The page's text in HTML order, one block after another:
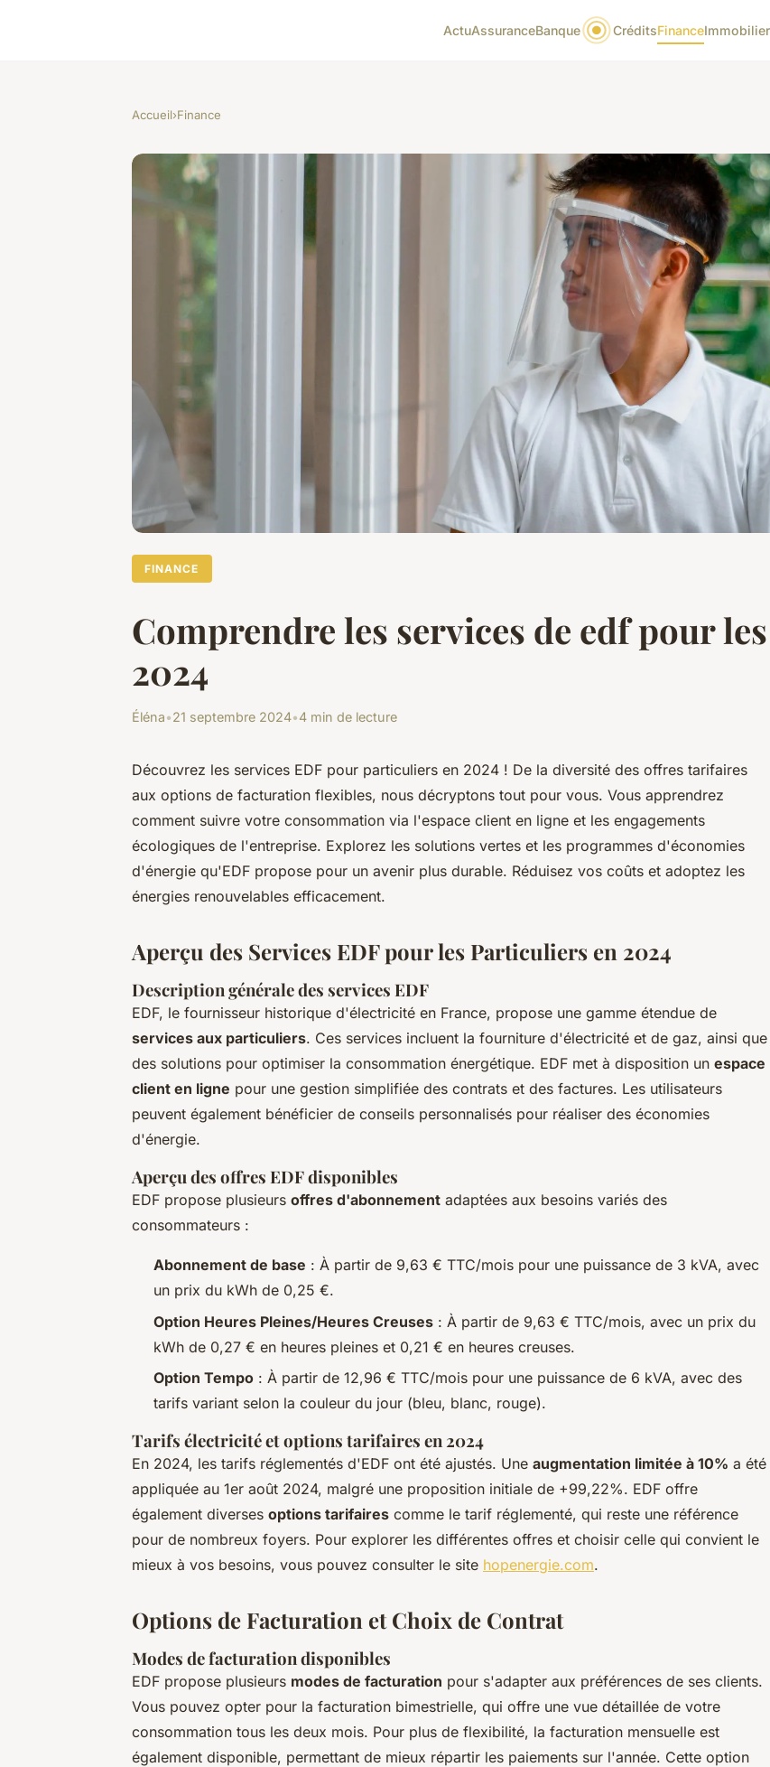
ActuAssuranceBanque CréditsFinanceImmobilier
Accueil›Finance
FINANCE
Comprendre les services de edf pour
2024
Éléna•21 septembre 2024•4 min de lecture
Découvrez les services EDF pour particuliers en 2024 ! De la diversité des offres tarifaires
aux options de facturation flexibles, nous décryptons tout pour vous. Vous apprendrez
comment suivre votre consommation via l'espace client en ligne et les engagements
écologiques de l'entreprise. Explorez les solutions vertes et les programmes d'économies
d'énergie qu'EDF propose pour un avenir plus durable. Réduisez vos coûts et adoptez les
énergies renouvelables efficacement.
Aperçu des Services EDF pour les Particuliers en 2024
Description générale des services EDF
EDF, le fournisseur historique d'électricité en France, propose une gamme étendue de
services aux particuliers. Ces services incluent la fourniture d'électricité et de gaz, ainsi que
des solutions pour optimiser la consommation énergétique. EDF met à disposition un espace
client en ligne pour une gestion simplifiée des contrats et des factures. Les utilisateurs
peuvent également bénéficier de conseils personnalisés pour réaliser des économies
d'énergie.
Aperçu des offres EDF disponibles
EDF propose plusieurs offres d'abonnement adaptées aux besoins variés des
consommateurs :
Abonnement de base : À partir de 9,63 € TTC/mois pour une puissance de 3 kVA, avec
un prix du kWh de 0,25 €.
Option Heures Pleines/Heures Creuses : À partir de 9,63 € TTC/mois, avec un prix du
kWh de 0,27 € en heures pleines et 0,21 € en heures creuses.
Option Tempo : À partir de 12,96 € TTC/mois pour une puissance de 6 kVA, avec des
tarifs variant selon la couleur du jour (bleu, blanc, rouge).
Tarifs électricité et options tarifaires en 2024
En 2024, les tarifs réglementés d'EDF ont été ajustés. Une augmentation limitée à 10% a été
appliquée au 1er août 2024, malgré une proposition initiale de +99,22%. EDF offre
également diverses options tarifaires comme le tarif réglementé, qui reste une référence
pour de nombreux foyers. Pour explorer les différentes offres et choisir celle qui convient le
mieux à vos besoins, vous pouvez consulter le site hopenergie.com.
Options de Facturation et Choix de Contrat
Modes de facturation disponibles
EDF propose plusieurs modes de facturation pour s'adapter aux préférences de ses clients.
Vous pouvez opter pour la facturation bimestrielle, qui offre une vue détaillée de votre
consommation tous les deux mois. Pour plus de flexibilité, la facturation mensuelle est
également disponible, permettant de mieux répartir les paiements sur l'année. Cette option